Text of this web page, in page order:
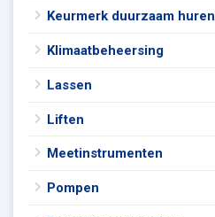
Keurmerk duurzaam huren
Klimaatbeheersing
Lassen
Liften
Meetinstrumenten
Pompen